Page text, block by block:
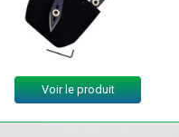
Voir le produit